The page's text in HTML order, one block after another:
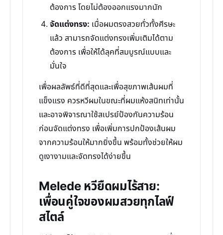
ต้องการ โดยไม่ต้องออกแรงมากนัก
จัดแต่งทรง: เมื่อผมตรงสวยทั่วทั้งศีรษะ
แล้ว สามารถจัดแต่งทรงเพิ่มเติมได้ตาม
ต้องการ เพื่อให้ได้ลุคที่สมบูรณ์แบบและ
มั่นใจ
เพื่อผลลัพธ์ที่ดีที่สุดและเพื่อสุขภาพเส้นผมที่
แข็งแรง ควรหวีผมในขณะที่ผมแห้งสนิทเท่านั้น
และอาจพิจารณาใช้สเปรย์ป้องกันความร้อน
ก่อนจัดแต่งทรง เพื่อเพิ่มการปกป้องเส้นผม
จากความร้อนให้มากยิ่งขึ้น พร้อมทั้งช่วยให้ผม
ดูเงางามและจัดทรงได้ง่ายขึ้น
Melede หวียืดผมไร้สาย:
เพื่อนคู่ใจของผมสวยทุกไลฟ์
สไตล์